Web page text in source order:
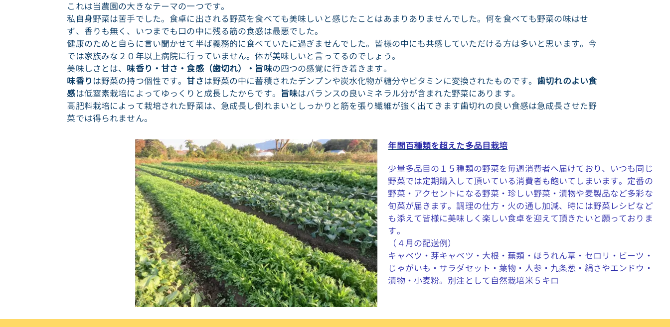
これは当農園の大きなテーマの一つです。
私自身野菜は苦手でした。食卓に出される野菜を食べても美味しいと感じたことはあまりありませんでした。何を食べても野菜の味はせ
ず、香りも無く、いつまでも口の中に残る筋の食感は最悪でした。
健康のためと自らに言い聞かせて半ば義務的に食べていたに過ぎませんでした。皆様の中にも共感していただける方は多いと思います。今
では家族みな２０年以上病院に行っていません。体が美味しいと言ってるのでしょう。
美味しさとは、 味香り・甘さ・食感（歯切れ）・旨味の四つの感覚に行き着きます。
味香り は野菜の持つ個性です。 甘さは野菜の中に蓄積されたデンプンや炭水化物が糖分やビタミンに変換されたものです。 歯切れのよい食
感は低窒素栽培によってゆっくりと成長したからです。 旨味はバランスの良いミネラル分が含まれた野菜にあります。
高肥料栽培によって栽培された野菜は、急成長し倒れまいとしっかりと筋を張り繊維が強く出てきます歯切れの良い食感は急成長させた野
菜では得られません。
年間百種類を超えた多品目栽培
少量多品目の１５種類の野菜を毎週消費者へ届けており、いつも同じ
野菜では定期購入して頂いている消費者も飽いてしまいます。定番の
野菜・アクセントになる野菜・珍しい野菜・漬物や麦製品など多彩な
旬菜が届きます。調理の仕方・火の通し加減、時には野菜レシピなど
も添えて皆様に美味しく楽しい食卓を迎えて頂きたいと願っておりま
す。
（４月の配送例）
キャベツ・芽キャベツ・大根・蕪類・ほうれん草・セロリ・ビーツ・
じゃがいも・サラダセット・葉物・人参・九条葱・絹さやエンドウ・
漬物・小麦粉。別注として自然栽培米５キロ